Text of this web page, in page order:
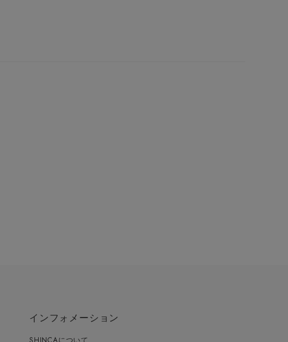
インフォメーション